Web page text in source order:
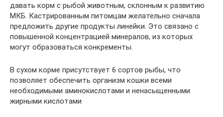
давать корм с рыбой животным, склонным к развитию
МКБ. Кастрированным питомцам желательно сначала
предложить другие продукты линейки. Это связано с
повышенной концентрацией минералов, из которых
могут образоваться конкременты.
В сухом корме присутствует 6 сортов рыбы, что
позволяет обеспечить организм кошки всеми
необходимыми аминокислотами и ненасыщенными
жирными кислотами